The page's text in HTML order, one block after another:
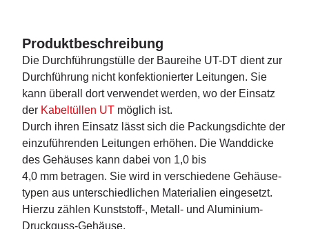
Produktbeschreibung
Die Durchführungstülle der Baureihe UT-DT dient zur
Durchführung nicht konfektionierter Leitungen. Sie
kann überall dort verwendet werden, wo der Einsatz
der Kabeltüllen UT möglich ist.
Durch ihren Einsatz lässt sich die Packungsdichte der
einzuführenden Leitungen erhöhen. Die Wanddicke
des Gehäuses kann dabei von 1,0 bis
4,0 mm betragen. Sie wird in verschiedene Gehäuse­
typen aus unterschiedlichen Materialien eingesetzt.
Hierzu zählen Kunststoff-, Metall- und Aluminium-
Druckguss-Gehäuse.